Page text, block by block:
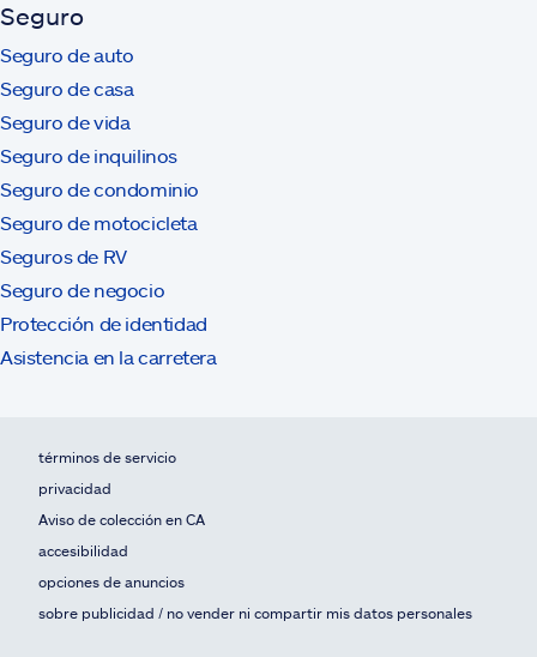
Seguro
Seguro de auto
Seguro de casa
Seguro de vida
Seguro de inquilinos
Seguro de condominio
Seguro de motocicleta
Seguros de RV
Seguro de negocio
Protección de identidad
Asistencia en la carretera
términos de servicio
privacidad
Aviso de colección en CA
accesibilidad
opciones de anuncios
sobre publicidad / no vender ni compartir mis datos personales